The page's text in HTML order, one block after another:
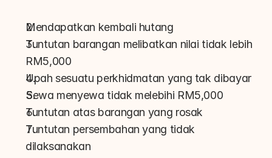
Mendapatkan kembali hutang
Tuntutan barangan melibatkan nilai tidak lebih
RM5,000
Upah sesuatu perkhidmatan yang tak dibayar
Sewa menyewa tidak melebihi RM5,000
Tuntutan atas barangan yang rosak
Tuntutan persembahan yang tidak
dilaksanakan